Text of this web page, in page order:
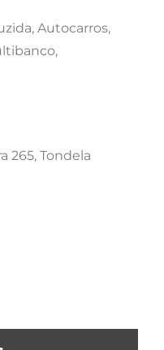
Autocarros,
265, Tondela